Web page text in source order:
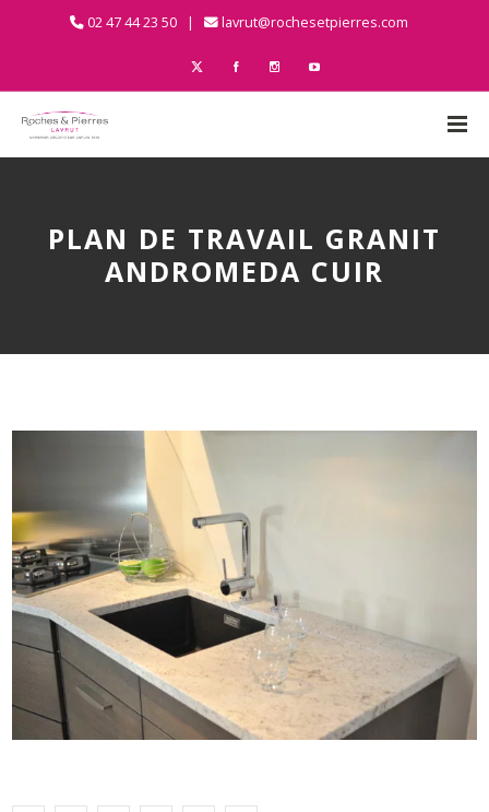
02 47 44 23 50 | lavrut@rochesetpierres.com
PLAN DE TRAVAIL GRANIT
ANDROMEDA CUIR